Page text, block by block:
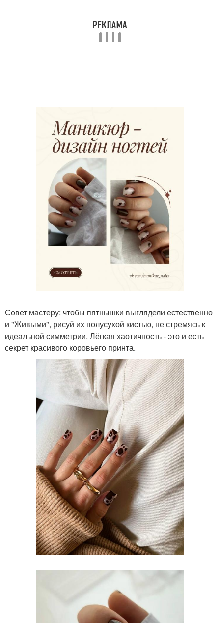
Совет мастеру: чтобы пятнышки выглядели естественно
и "Живыми", рисуй их полусухой кистью, не стремясь к
идеальной симметрии. Лёгкая хаотичность - это и есть
секрет красивого коровьего принта.